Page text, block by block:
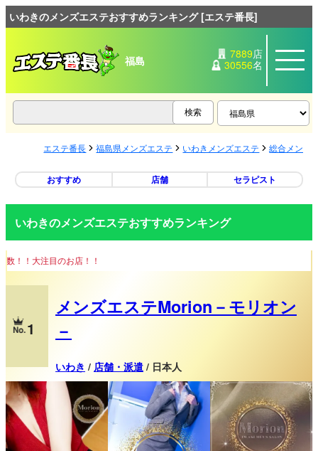
いわきのメンズエステおすすめランキング [エステ番長]
福島 7889店
30556名
エステ番長 福島県メンズエステ いわきメンズエステ 総合メンズ
おすすめ 店舗 セラピスト
いわきのメンズエステおすすめランキング
大注目のお店！！
1
メンズエステMorion－モリオン
－
いわき / 店舗・派遣 / 日本人